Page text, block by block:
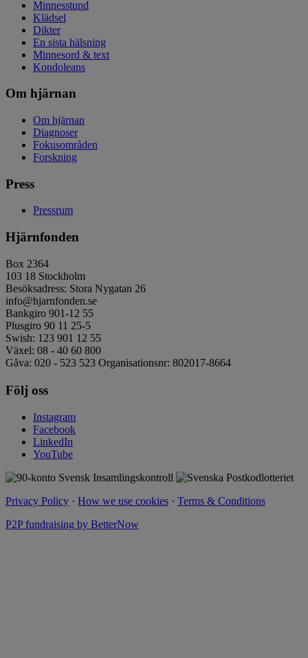
Minnesstund
Klädsel
Dikter
En sista hälsning
Minnesord & text
Kondoleans
Om hjärnan
Om hjärnan
Diagnoser
Fokusområden
Forskning
Press
Pressrum
Hjärnfonden
Box 2364
103 18 Stockholm
Besöksadress: Stora Nygatan 26
info@hjarnfonden.se
Bankgiro 901-12 55
Plusgiro 90 11 25-5
Swish: 123 901 12 55
Växel: 08 - 40 60 800
Gåva: 020 - 523 523 Organisationsnr: 802017-8664
Följ oss
Instagram
Facebook
LinkedIn
YouTube
Privacy Policy · How we use cookies · Terms & Conditions
P2P fundraising by BetterNow